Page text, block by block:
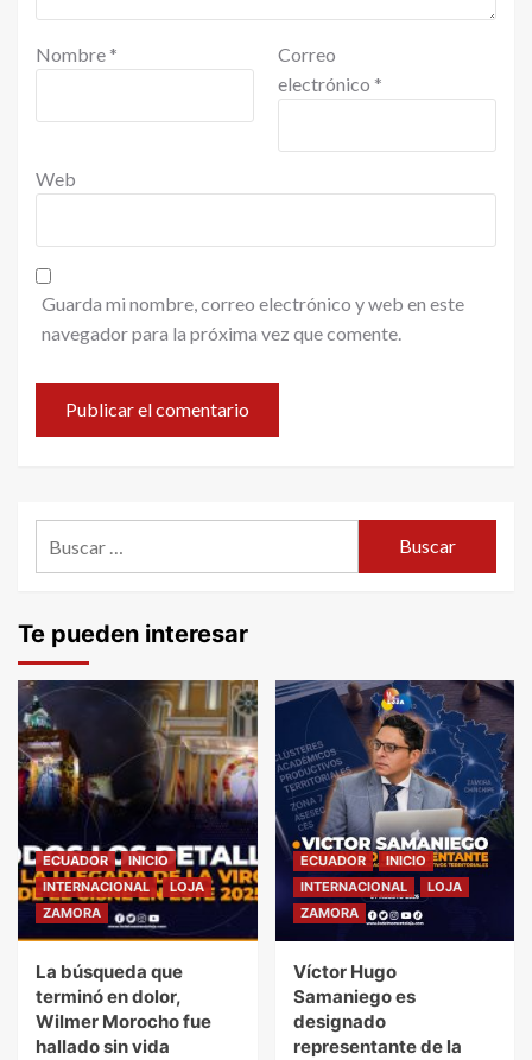
Nombre *
Correo
electrónico *
Web
Guarda mi nombre, correo electrónico y web en este
navegador para la próxima vez que comente.
Te pueden interesar
ECUADOR
INICIO
INTERNACIONAL
LOJA
ZAMORA
La búsqueda que
terminó en dolor,
Wilmer Morocho fue
hallado sin vida
ECUADOR
INICIO
INTERNACIONAL
LOJA
ZAMORA
Víctor Hugo
Samaniego es
designado
representante de la